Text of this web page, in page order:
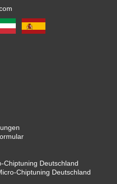
Chiptuning Deutschland
Chiptuning Deutschland